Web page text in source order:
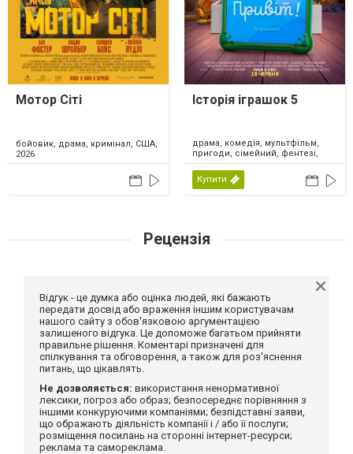
Мотор Сіті
бойовик, драма, кримінал, США,
2026
Історія іграшок 5
драма, комедія, мультфільм,
пригоди, сімейний, фентезі,
США, 2026
Купити
Рецензія
Відгук - це думка або оцінка людей, які бажають
передати досвід або враження іншим користувачам
нашого сайту з обов'язковою аргументацією
залишеного відгука. Це допоможе багатьом прийняти
правильне рішення. Коментарі призначені для
спілкування та обговорення, а також для роз'яснення
питань, що цікавлять.
Не дозволяється: використання ненормативної
лексики, погроз або образ; безпосереднє порівняння з
іншими конкуруючими компаніями; безпідставні заяви,
що ображають діяльність компанії і / або її послуги;
розміщення посилань на сторонні інтернет-ресурси;
реклама та самореклама.